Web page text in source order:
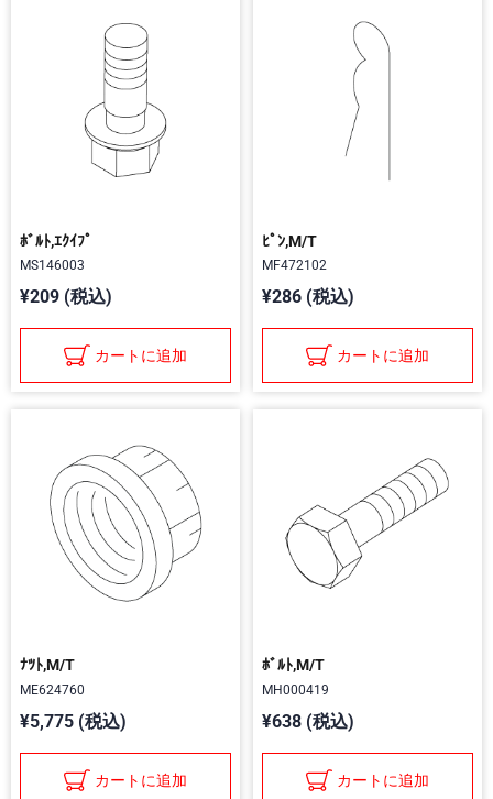
ﾎﾞﾙﾄ,ｴｸｲﾌﾟ
MS146003
¥209 (税込)
カートに追加
ﾋﾟﾝ,M/T
MF472102
¥286 (税込)
カートに追加
ﾅﾂﾄ,M/T
ME624760
¥5,775 (税込)
カートに追加
ﾎﾞﾙﾄ,M/T
MH000419
¥638 (税込)
カートに追加